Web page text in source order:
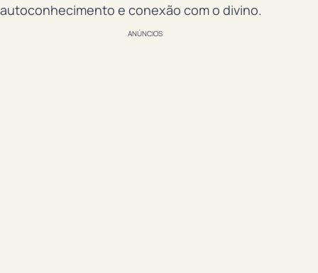
autoconhecimento e conexão com o divino.
ANÚNCIOS